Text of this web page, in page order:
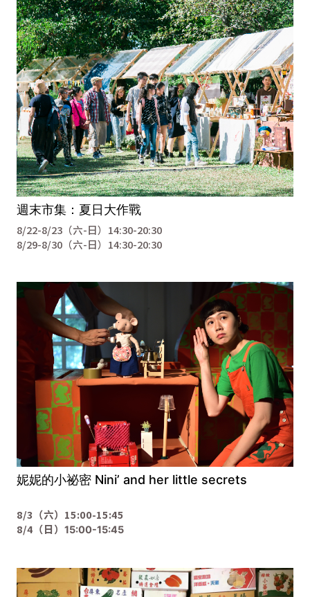
週末市集：夏日大作戰
8/22-8/23（六-日）14:30-20:30
8/29-8/30（六-日）14:30-20:30
妮妮的小祕密 Nini’ and her little secrets
8/3（六）15:00-15:45
8/4（日） 15:00-15:45